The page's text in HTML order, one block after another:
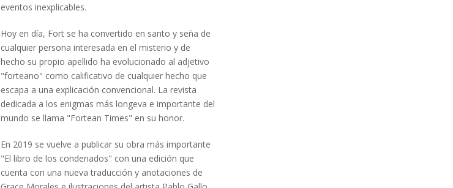
eventos inexplicables.
Hoy en día, Fort se ha convertido en santo y seña de
cualquier persona interesada en el misterio y de
hecho su propio apellido ha evolucionado al adjetivo
"forteano" como calificativo de cualquier hecho que
escapa a una explicación convencional. La revista
dedicada a los enigmas más longeva e importante del
mundo se llama "Fortean Times" en su honor.
En 2019 se vuelve a publicar su obra más importante
"El libro de los condenados" con una edición que
cuenta con una nueva traducción y anotaciones de